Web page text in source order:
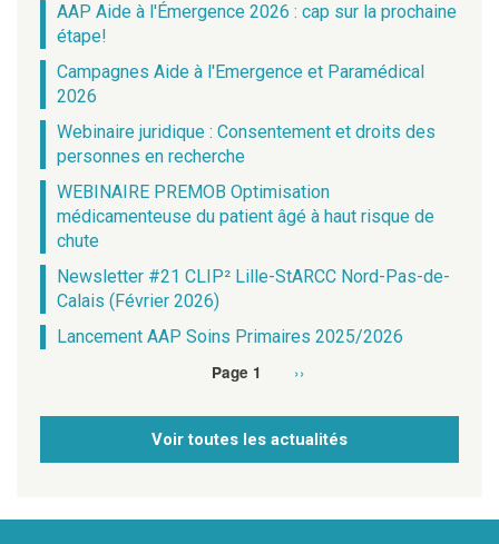
AAP Aide à l'Émergence 2026 : cap sur la prochaine
étape!
Campagnes Aide à l'Emergence et Paramédical
2026
Webinaire juridique : Consentement et droits des
personnes en recherche
WEBINAIRE PREMOB Optimisation
médicamenteuse du patient âgé à haut risque de
chute
Newsletter #21 CLIP² Lille-StARCC Nord-Pas-de-
Calais (Février 2026)
Lancement AAP Soins Primaires 2025/2026
Page 1
Page
››
Voir toutes les actualités